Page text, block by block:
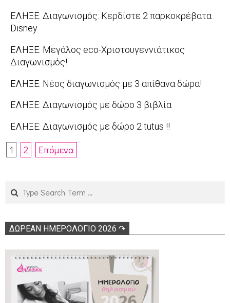
08-
ΕΛΗΞΕ: Διαγωνισμός: Κερδίστε 2 παρκοκρέβατα
Disney
06-
ΕΛΗΞΕ: Μεγάλος eco-Χριστουγεννιάτικος
Διαγωνισμός!
12-
09
ΕΛΗΞΕ: Νέος διαγωνισμός με 3 απίθανα δώρα!
22
ΕΛΗΞΕ: Διαγωνισμός με δώρο 3 βιβλία
09-
27
ΕΛΗΞΕ: Διαγωνισμός με δώρο 2 tutus !!
2010-
05-
Πλοήγηση
άρθρων
1 2 Επόμενα
ΔΩΡΕΑΝ ΗΜΕΡΟΛΟΓΙΟ 2026 ↷